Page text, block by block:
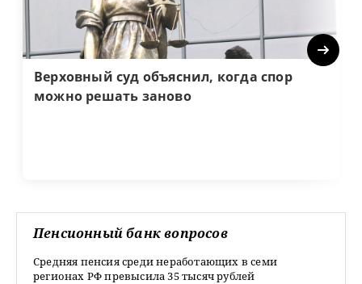
Верховный суд объяснил, когда спор
можно решать заново
Next
Пенсионный банк вопросов
Средняя пенсия среди неработающих в семи
регионах РФ превысила 35 тысяч рублей